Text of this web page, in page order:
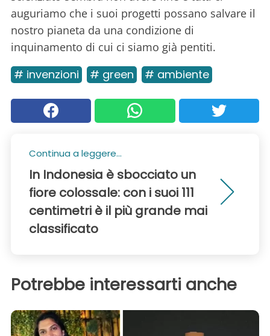
auguriamo che i suoi progetti possano salvare il
nostro pianeta da una condizione di
inquinamento di cui ci siamo già pentiti.
# invenzioni # green # ambiente
Continua a leggere...
In Indonesia è sbocciato un
fiore colossale: con i suoi 111
centimetri è il più grande mai
classificato
Potrebbe interessarti anche